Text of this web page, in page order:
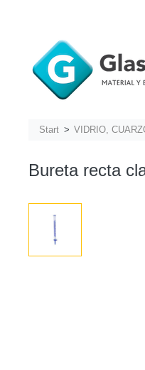
Start VIDRIO,
Bureta recta